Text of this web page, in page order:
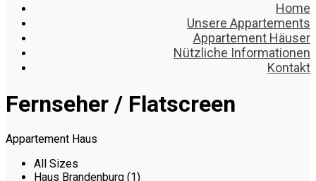
Home
Unsere Appartements
Appartement Häuser
Nützliche Informationen
Kontakt
Fernseher / Flatscreen
Appartement Haus
All Sizes
Haus Brandenburg (1)